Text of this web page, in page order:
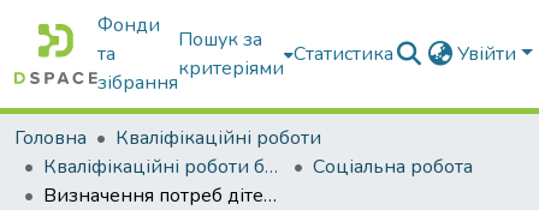
Фонди
та
зібрання
Пошук за
критеріями
Статистика Увійти
Головна
Кваліфікаційні роботи
Кваліфікаційні роботи бакалаврів
Соціальна робота
Визначення потреб дітей із сімей що опинилися у складних життєвних обставинах